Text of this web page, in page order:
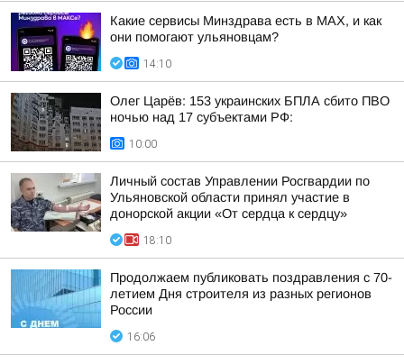
Какие сервисы Минздрава есть в МАХ, и как
они помогают ульяновцам?
14:10
Олег Царёв: 153 украинских БПЛА сбито ПВО
ночью над 17 субъектами РФ:
10:00
Личный состав Управлении Росгвардии по
Ульяновской области принял участие в
донорской акции «От сердца к сердцу»
18:10
Продолжаем публиковать поздравления с 70-
летием Дня строителя из разных регионов
России
16:06